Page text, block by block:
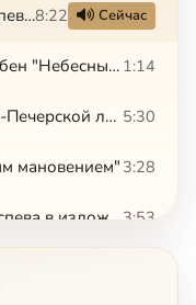
Блажен муж (Киевского распева)8:22 Сейчас
Господи воззвах. Гл. 1. (Подобен "Небесных чинов" напева Оптиной Пустыни) 1:14
Стихиры гл.1. (Напева Киево-Печерской лавры) 5:30
мановением" 3:28
Свете тихий (Знаменного распева в изложении А.Семенова)3:53